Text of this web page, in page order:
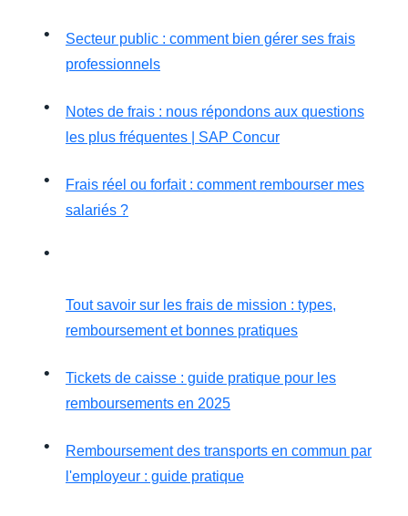
Secteur public : comment bien gérer ses frais
professionnels
Notes de frais : nous répondons aux questions
les plus fréquentes | SAP Concur
Frais réel ou forfait : comment rembourser mes
salariés ?
Tout savoir sur les frais de mission : types,
remboursement et bonnes pratiques
Tickets de caisse : guide pratique pour les
remboursements en 2025
Remboursement des transports en commun par
l'employeur : guide pratique